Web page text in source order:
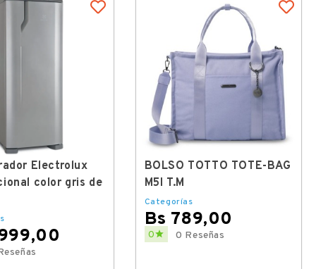
Electrolux
color gris de
BOLSO TOTTO TOTE-BAG
M5I T.M
Categorías
Bs 789,00
Price
0 0 Reseñas